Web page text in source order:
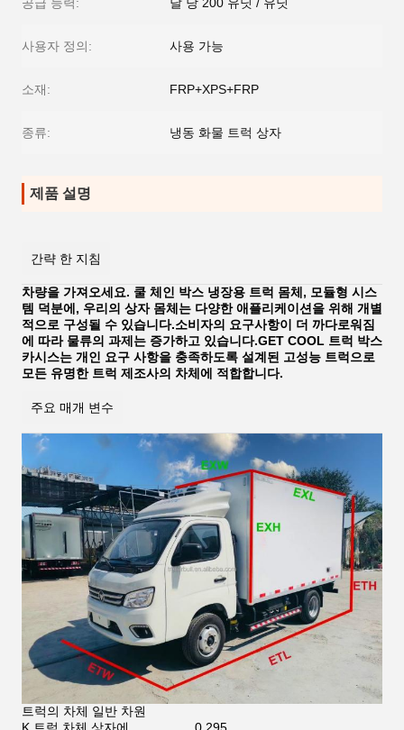
사용자 정의: 사용 가능
소재: FRP+XPS+FRP
종류: 냉동 화물 트럭 상자
제품 설명
간략 한 지침
차량을 가져오세요. 쿨 체인 박스 냉장용 트럭 몸체, 모듈형 시스
템 덕분에, 우리의 상자 몸체는 다양한 애플리케이션을 위해 개별
적으로 구성될 수 있습니다.소비자의 요구사항이 더 까다로워짐
에 따라 물류의 과제는 증가하고 있습니다.GET COOL 트럭 박스
카시스는 개인 요구 사항을 충족하도록 설계된 고성능 트럭으로
모든 유명한 트럭 제조사의 차체에 적합합니다.
주요 매개 변수
트럭의 차체 일반 차원